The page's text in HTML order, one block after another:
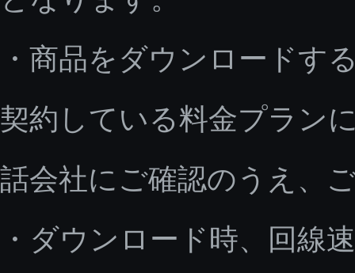
・商品をダウンロードす
契約している料金プラン
話会社にご確認のうえ、
・ダウンロード時、回線